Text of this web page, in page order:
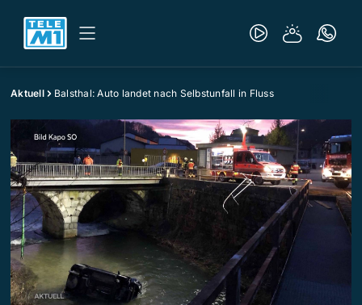
Aktuell Balsthal: Auto landet nach Selbstunfall in Fluss